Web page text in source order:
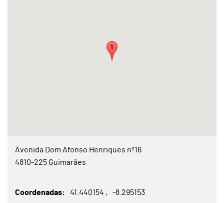
Avenida Dom Afonso Henriques nº16
4810-225 Guimarães
Coordenadas 41.440154 -8.295153